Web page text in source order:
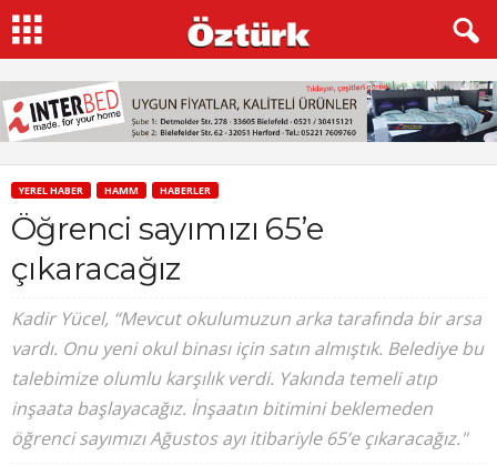
YEREL HABER HAMM HABERLER
Öğrenci sayımızı 65’e
çıkaracağız
Kadir Yücel, “Mevcut okulumuzun arka tarafında bir arsa
vardı. Onu yeni okul binası için satın almıştık. Belediye bu
talebimize olumlu karşılık verdi. Yakında temeli atıp
inşaata başlayacağız. İnşaatın bitimini beklemeden
öğrenci sayımızı Ağustos ayı itibariyle 65’e çıkaracağız."